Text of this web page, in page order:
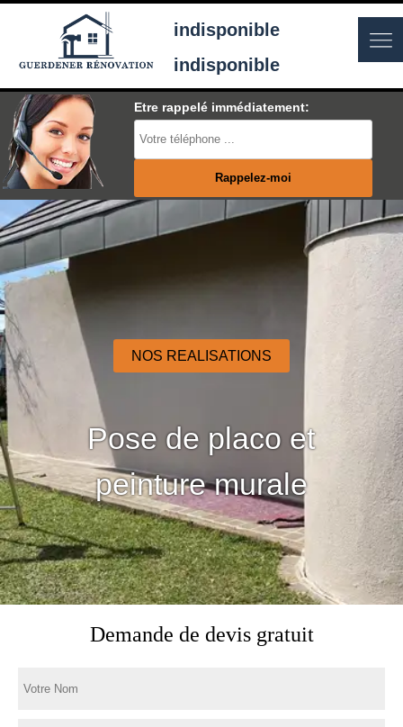
indisponible
indisponible
Etre rappelé immédiatement:
NOS REALISATIONS
Pose de placo et
peinture murale
Demande de devis gratuit